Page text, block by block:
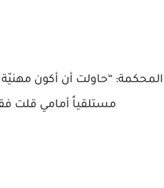
المحكمة: “حاولت أن أكون
مستلقياً أمامي قلت